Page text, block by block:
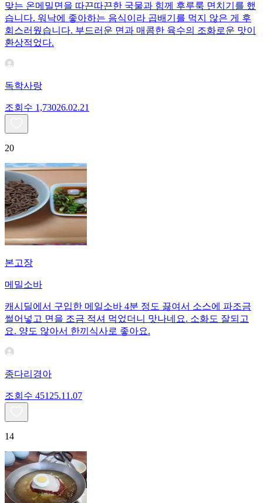
맞는 온메밀면을 따끈따끈한 국물과 힘께 후루룩 면치기를 했
습니다. 워낙에 좋아하는 음식이라 곱배기를 먹지 않은 게 후
회스러웠습니다. 부드러운 면과 매콤한 육수의 조화로운 맛이
환상적었다.
독학사랑
조회수 1,73026.02.21
20
본고장
메밀소바
캐시딜에서 구입한 메일소바 4분 정도 끓여서 소스에 파조금
썰어넣고 면을 조금 적셔 먹었더니 맛나네요. 소화도 잘되고
요. 양도 않아서 한끼식사로 좋아요.
종다리경아
조회수 451 25.11.07
14